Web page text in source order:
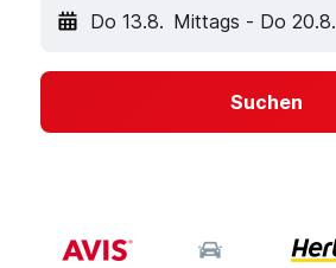
Do 13.8. Mittags - Do 20.8.
Suchen